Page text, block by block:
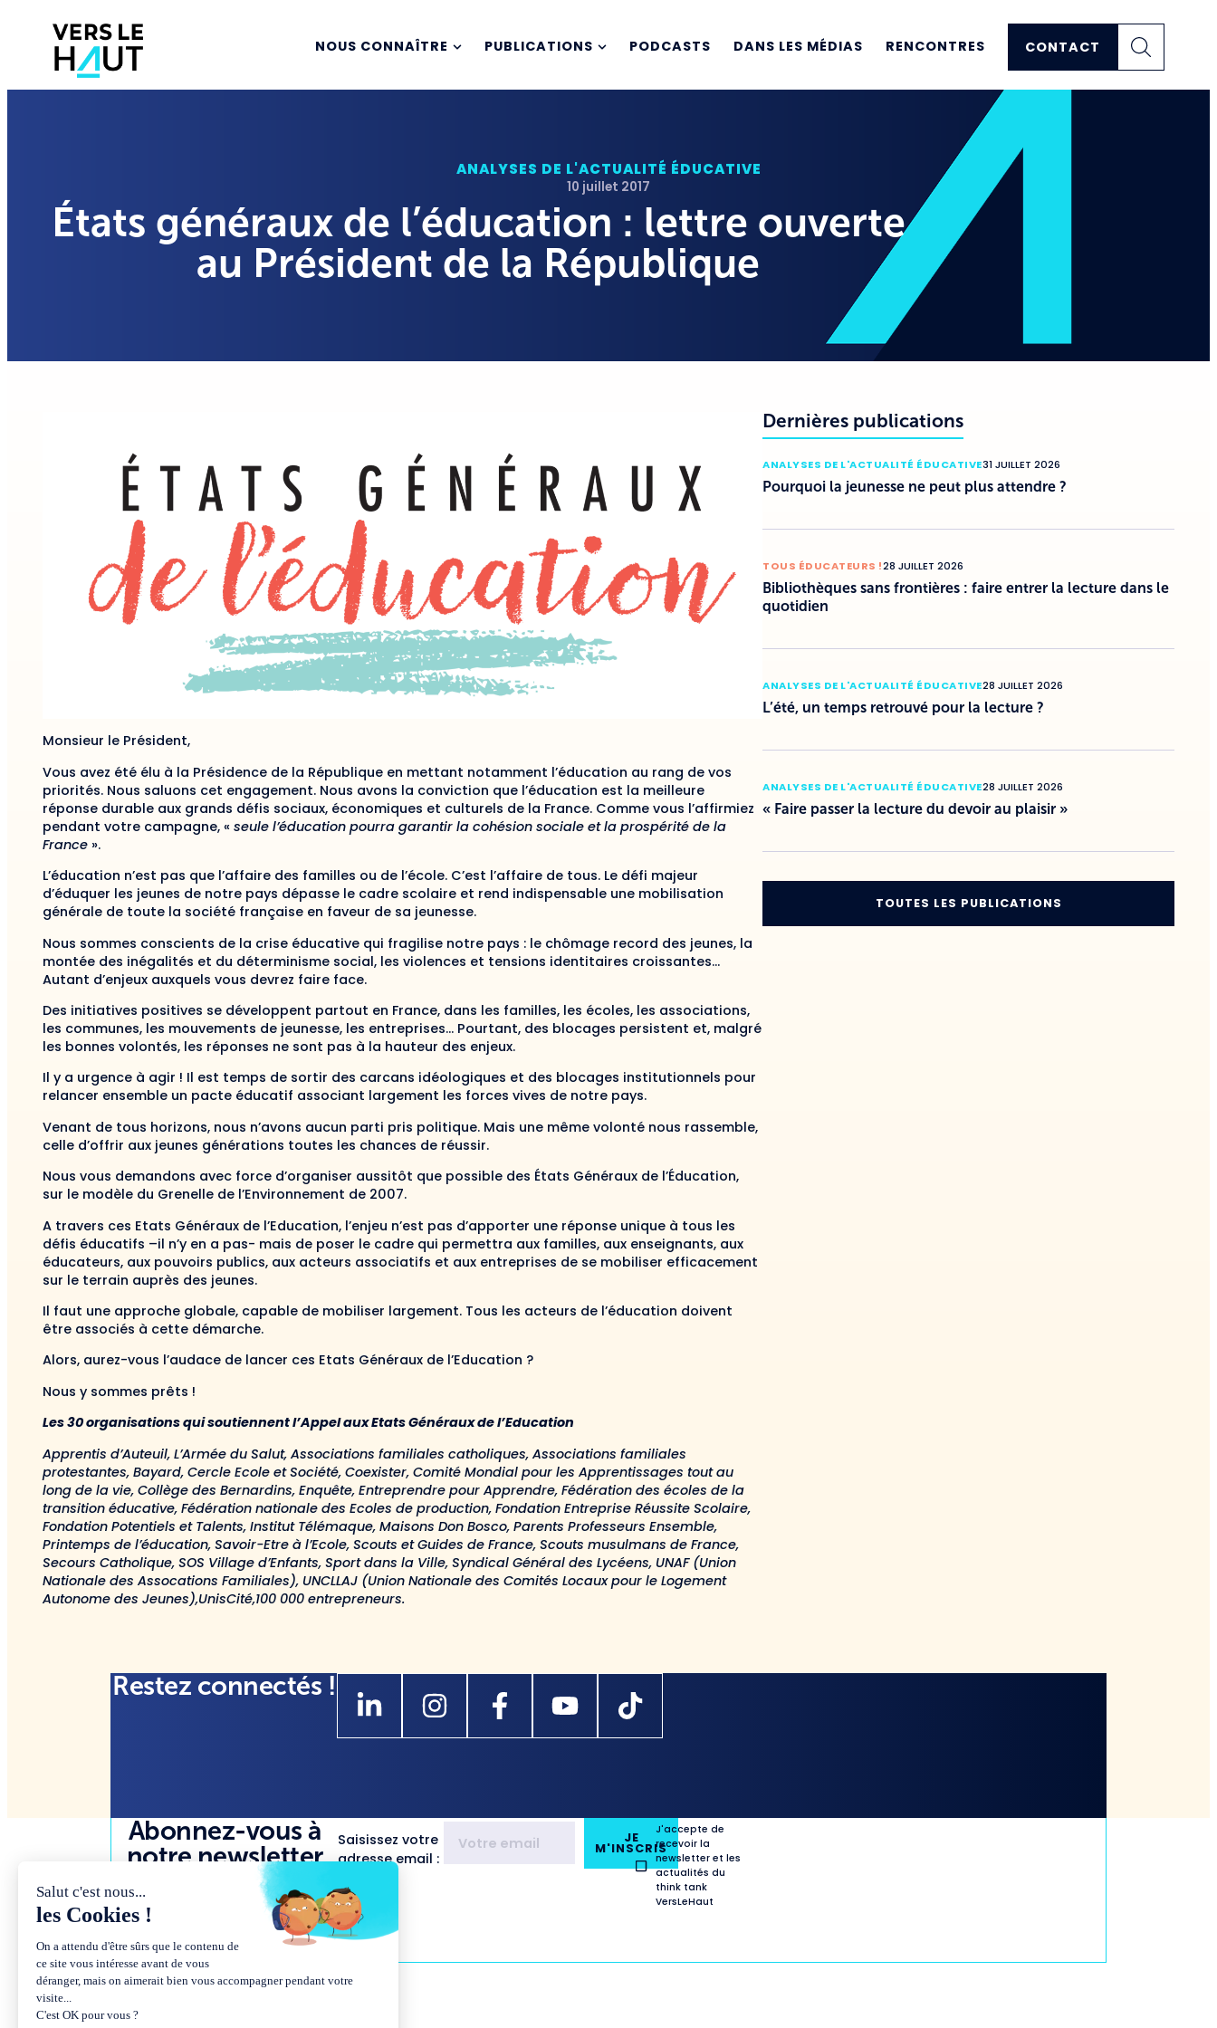
NOUS CONNAÎTRE PUBLICATIONS PODCASTS DANS LES MÉDIAS RENCONTRES CONTACT
ANALYSES DE L'ACTUALITÉ ÉDUCATIVE
10 juillet 2017
États généraux de l’éducation : lettre ouverte
au Président de la République
Monsieur le Président,
Vous avez été élu à la Présidence de la République en mettant notamment l’éducation au rang de vos
priorités. Nous saluons cet engagement. Nous avons la conviction que l’éducation est la meilleure
réponse durable aux grands défis sociaux, économiques et culturels de la France. Comme vous l’affirmiez
pendant votre campagne, « seule l’éducation pourra garantir la cohésion sociale et la prospérité de la
France ».
L’éducation n’est pas que l’affaire des familles ou de l’école. C’est l’affaire de tous. Le défi majeur
d’éduquer les jeunes de notre pays dépasse le cadre scolaire et rend indispensable une mobilisation
générale de toute la société française en faveur de sa jeunesse.
Nous sommes conscients de la crise éducative qui fragilise notre pays : le chômage record des jeunes, la
montée des inégalités et du déterminisme social, les violences et tensions identitaires croissantes…
Autant d’enjeux auxquels vous devrez faire face.
Des initiatives positives se développent partout en France, dans les familles, les écoles, les associations,
les communes, les mouvements de jeunesse, les entreprises… Pourtant, des blocages persistent et, malgré
les bonnes volontés, les réponses ne sont pas à la hauteur des enjeux.
Il y a urgence à agir ! Il est temps de sortir des carcans idéologiques et des blocages institutionnels pour
relancer ensemble un pacte éducatif associant largement les forces vives de notre pays.
Venant de tous horizons, nous n’avons aucun parti pris politique. Mais une même volonté nous rassemble,
celle d’offrir aux jeunes générations toutes les chances de réussir.
Nous vous demandons avec force d’organiser aussitôt que possible des États Généraux de l’Éducation,
sur le modèle du Grenelle de l’Environnement de 2007.
A travers ces Etats Généraux de l’Education, l’enjeu n’est pas d’apporter une réponse unique à tous les
défis éducatifs –il n’y en a pas- mais de poser le cadre qui permettra aux familles, aux enseignants, aux
éducateurs, aux pouvoirs publics, aux acteurs associatifs et aux entreprises de se mobiliser efficacement
sur le terrain auprès des jeunes.
Il faut une approche globale, capable de mobiliser largement. Tous les acteurs de l’éducation doivent
être associés à cette démarche.
Alors, aurez-vous l’audace de lancer ces Etats Généraux de l’Education ?
Nous y sommes prêts !
Les 30 organisations qui soutiennent l’Appel aux Etats Généraux de l’Education
Apprentis d’Auteuil, L’Armée du Salut, Associations familiales catholiques, Associations familiales
protestantes, Bayard, Cercle Ecole et Société, Coexister, Comité Mondial pour les Apprentissages tout au
long de la vie, Collège des Bernardins, Enquête, Entreprendre pour Apprendre, Fédération des écoles de la
transition éducative, Fédération nationale des Ecoles de production, Fondation Entreprise Réussite Scolaire,
Fondation Potentiels et Talents, Institut Télémaque, Maisons Don Bosco, Parents Professeurs Ensemble,
Printemps de l’éducation, Savoir-Etre à l’Ecole, Scouts et Guides de France, Scouts musulmans de France,
Secours Catholique, SOS Village d’Enfants, Sport dans la Ville, Syndical Général des Lycéens, UNAF (Union
Nationale des Assocations Familiales), UNCLLAJ (Union Nationale des Comités Locaux pour le Logement
Autonome des Jeunes),UnisCité,100 000 entrepreneurs.
Dernières publications
ANALYSES DE L'ACTUALITÉ ÉDUCATIVE31 JUILLET 2026
Pourquoi la jeunesse ne peut plus attendre ?
TOUS ÉDUCATEURS !28 JUILLET 2026
Bibliothèques sans frontières : faire entrer la lecture dans le
quotidien
ANALYSES DE L'ACTUALITÉ ÉDUCATIVE28 JUILLET 2026
L’été, un temps retrouvé pour la lecture ?
ANALYSES DE L'ACTUALITÉ ÉDUCATIVE28 JUILLET 2026
« Faire passer la lecture du devoir au plaisir »
TOUTES LES PUBLICATIONS
Restez connectés !
Abonnez-vous à
notre newsletter
Saisissez votre
adresse email :
JE
M'INSCRIS
J'accepte de
recevoir la
newsletter et les
actualités du
think tank
VersLeHaut